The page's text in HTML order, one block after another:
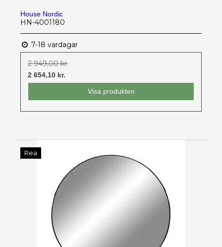
House Nordic
HN-4001180
7-18 vardagar
2 949,00 kr.
2 654,10 kr.
Visa produkten
Rea